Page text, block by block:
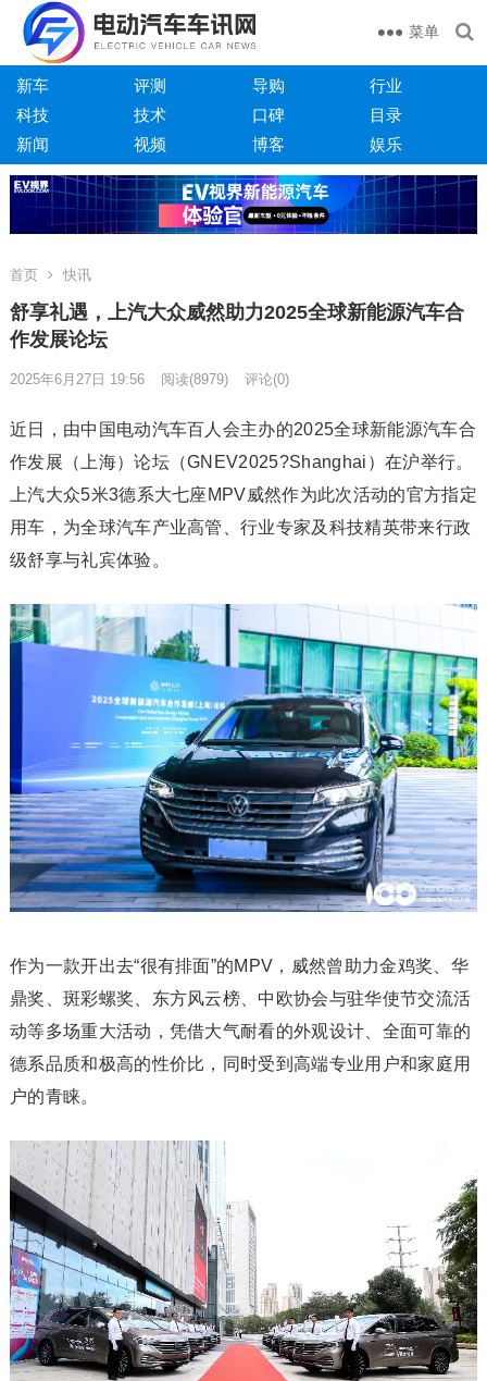
菜单
新车 评测 导购
行业
科技
技术 口碑
目录
新闻
视频 博客 娱乐
首页 快讯
舒享礼遇，上汽大众威然助力2025全球新能源汽车合
作发展论坛
2025年6月27日 19:56 阅读(8979) 评论(0)
近日，由中国电动汽车百人会主办的2025全球新能源汽车合
作发展（上海）论坛（GNEV2025?Shanghai）在沪举行。
上汽大众5米3德系大七座MPV威然作为此次活动的官方指定
用车，为全球汽车产业高管、行业专家及科技精英带来行政
级舒享与礼宾体验。
作为一款开出去“很有排面”的MPV，威然曾助力金鸡奖、华
鼎奖、斑彩螺奖、东方风云榜、中欧协会与驻华使节交流活
动等多场重大活动，凭借大气耐看的外观设计、全面可靠的
德系品质和极高的性价比，同时受到高端专业用户和家庭用
户的青睐。